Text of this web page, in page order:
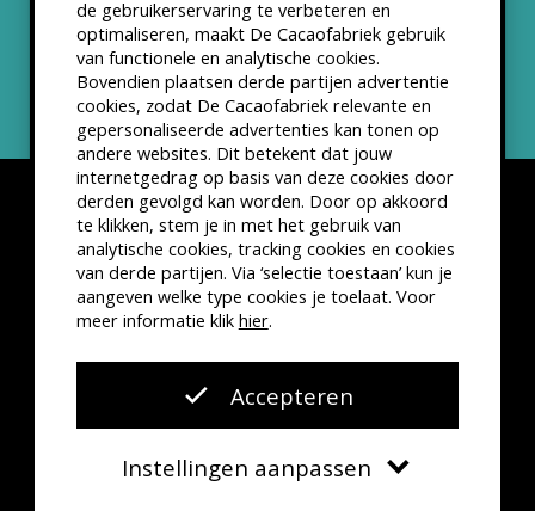
de gebruikerservaring te verbeteren en
optimaliseren, maakt De Cacaofabriek gebruik
van functionele en analytische cookies.
Bovendien plaatsen derde partijen advertentie
cookies, zodat De Cacaofabriek relevante en
gepersonaliseerde advertenties kan tonen op
andere websites. Dit betekent dat jouw
internetgedrag op basis van deze cookies door
derden gevolgd kan worden. Door op akkoord
te klikken, stem je in met het gebruik van
analytische cookies, tracking cookies en cookies
van derde partijen. Via ‘selectie toestaan’ kun je
aangeven welke type cookies je toelaat. Voor
meer informatie klik hier.
Accepteren
Instellingen aanpassen
Nieuwsbrief
Disclaimer Privacyverklaring
Kleine lettertjes
VSCD Bezoekersvoorwaarden
Website doorThe Cre8ion.Lab